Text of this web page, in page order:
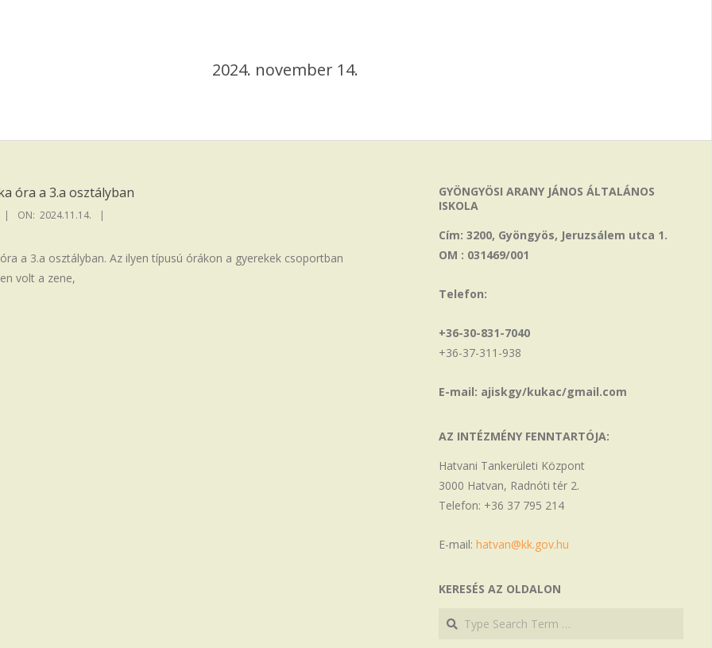
2024. november 14.
óra a 3.a osztályban
ON: 2024.11.14.
a 3.a osztályban. Az ilyen típusú órákon a gyerekek csoportban
volt a zene,
GYÖNGYÖSI ARANY JÁNOS ÁLTALÁNOS
ISKOLA
Cím: 3200, Gyöngyös, Jeruzsálem utca 1.
OM : 031469/001
Telefon:
+36-30-831-7040
+36-37-311-938
E-mail: ajiskgy/kukac/gmail.com
AZ INTÉZMÉNY FENNTARTÓJA:
Hatvani Tankerületi Központ
3000 Hatvan, Radnóti tér 2.
Telefon: +36 37 795 214
E-mail:hatvan@kk.gov.hu
KERESÉS AZ OLDALON
Search
Search